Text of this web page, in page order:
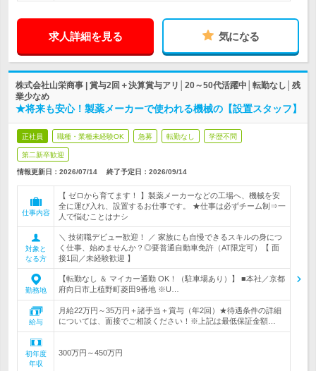
求人詳細を見る 気になる
株式会社山栄商事 | 賞与2回＋決算賞与アリ│20～50代活躍中│転勤なし│残
業少なめ
★将来も安心！製薬メーカーで使われる機械の【設置スタッフ】
正社員 職種・業種未経験OK 急募 転勤なし 学歴不問
第二新卒歓迎
情報更新日：2026/07/14 終了予定日： 2026/09/14
仕事内容
【 ゼロから育てます！ 】製薬メーカーなどの工場へ、機械を安
全に運び入れ、設置するお仕事です。 ★仕事は必ずチーム制⇒一
人で悩むことはナシ
対象と
なる方
＼ 技術職デビュー歓迎！ ／ 家族にも自慢できるスキルの身につ
く仕事、始めませんか？◎要普通自動車免許（AT限定可）【 面
接1回／未経験歓迎 】
勤務地
【転勤なし ＆ マイカー通勤 OK！（駐車場あり）】 ■本社／京都
府向日市上植野町菱田9番地 ※U…
給与
月給22万円～35万円＋諸手当＋賞与（年2回）★待遇条件の詳細
については、面接でご相談ください！※上記は最低保証金額…
初年度
年収
300万円～450万円